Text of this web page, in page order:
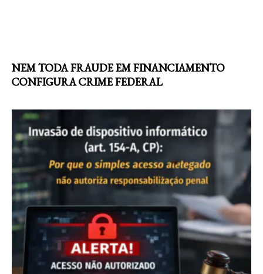
NEM TODA FRAUDE EM FINANCIAMENTO
CONFIGURA CRIME FEDERAL